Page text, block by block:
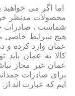
اما اگر می
محصولات مدنظر
شماست ، صادرات
هیچ شرایط خاصی می
عمان وارد کرده و
کالا به عمان باید
عمان غیر مجاز
برای صادرات
ایم که عبارت اند از: